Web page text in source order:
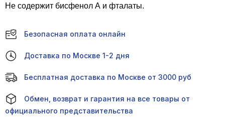
Не содержит бисфенол А и фталаты.
Безопасная оплата онлайн
Доставка по Москве 1-2 дня
Бесплатная доставка по Москве от 3000 руб
Обмен, возврат и гарантия на все товары от
официального представительства